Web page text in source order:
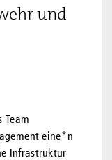
und
Team
eine*n
Infrastruktur